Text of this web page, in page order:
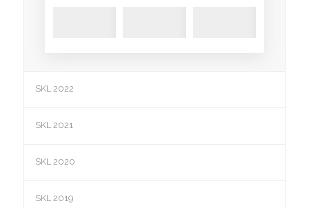
SKL 2022
SKL 2021
SKL 2020
SKL 2019